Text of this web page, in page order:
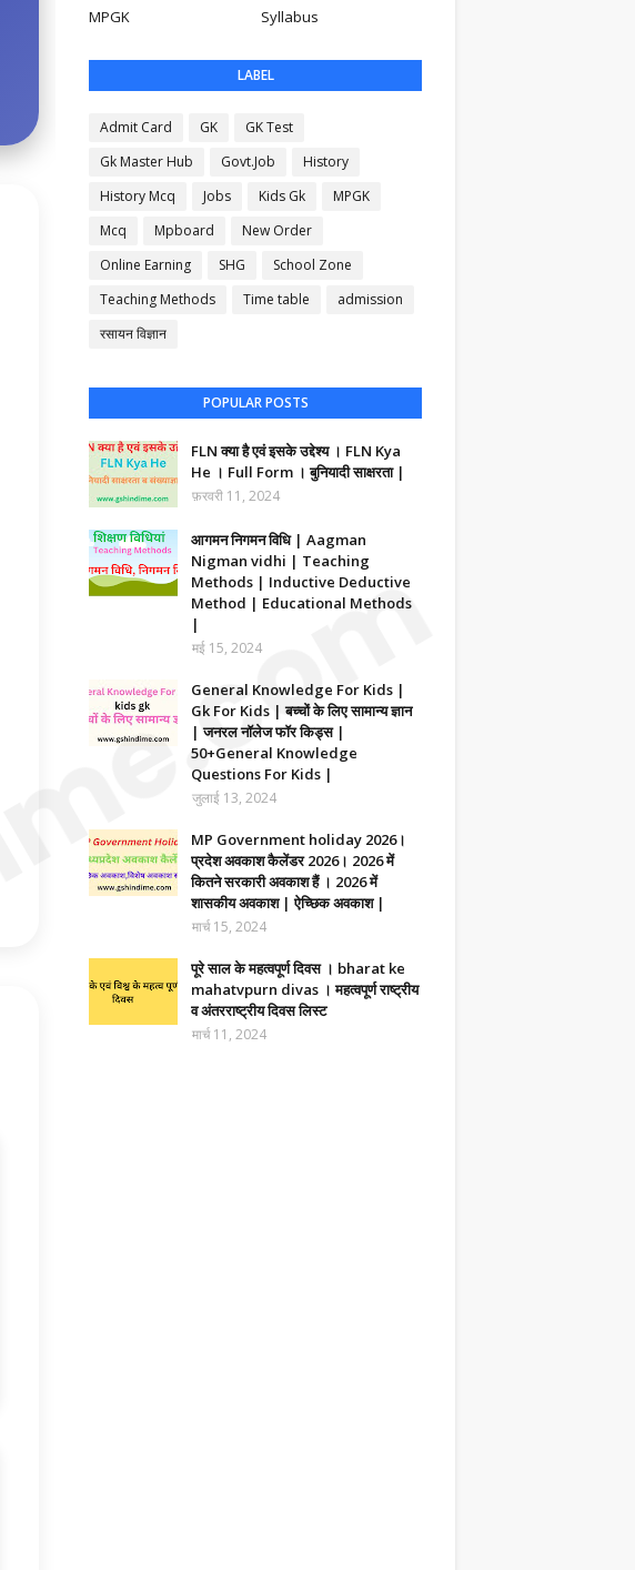
MPGK
Syllabus
LABEL
Admit Card GK
GK Test
Gk Master Hub
Govt.Job
History
History Mcq
Jobs Kids Gk
MPGK
Mcq
Mpboard
New Order
Online Earning
SHG
School Zone
Teaching Methods
Time table
admission
रसायन विज्ञान
POPULAR POSTS
FLN क्या है एवं इसके उद्देश्य । FLN Kya
He । Full Form । बुनियादी साक्षरता |
फ़रवरी 11, 2024
आगमन निगमन विधि | Aagman
Nigman vidhi | Teaching
Methods | Inductive Deductive
Method | Educational Methods
|
मई 15, 2024
General Knowledge For Kids |
Gk For Kids | बच्चों के लिए सामान्य ज्ञान
| जनरल नॉलेज फॉर किड्स |
50+General Knowledge
Questions For Kids |
जुलाई 13, 2024
MP Government holiday 2026।
प्रदेश अवकाश कैलेंडर 2026। 2026 में
कितने सरकारी अवकाश हैं । 2026 में
शासकीय अवकाश | ऐच्छिक अवकाश |
मार्च 15, 2024
पूरे साल के महत्वपूर्ण दिवस । bharat ke
mahatvpurn divas । महत्वपूर्ण राष्ट्रीय
व अंतरराष्ट्रीय दिवस लिस्ट
मार्च 11, 2024